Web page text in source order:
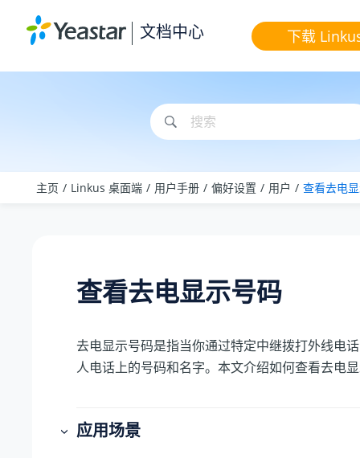
文档中心 下载
主页 Linkus 桌面端 用户手册 偏好设置 用户 查看去电
查看去电显示号码
去电显示号码是指当你通过特定中继拨打外线电
人电话上的号码和名字。本文介绍如何查看去电
应用场景